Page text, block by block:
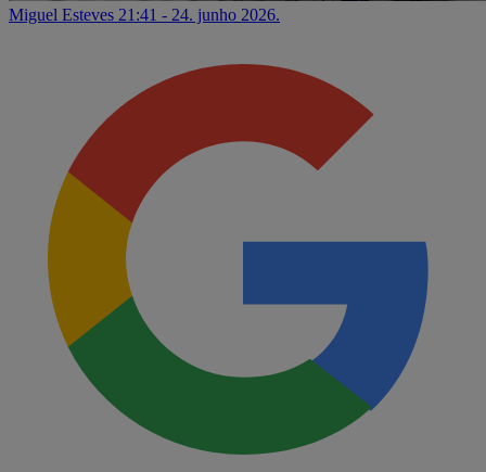
Miguel Esteves 21:41 - 24. junho 2026.